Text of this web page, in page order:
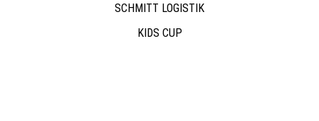
SCHMITT LOGISTIK
KIDS CUP